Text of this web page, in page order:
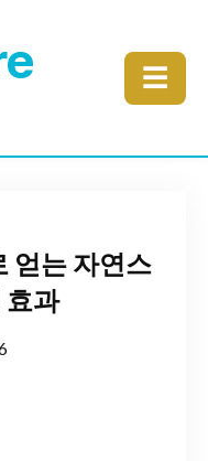
☰
얻는 자연스
효과